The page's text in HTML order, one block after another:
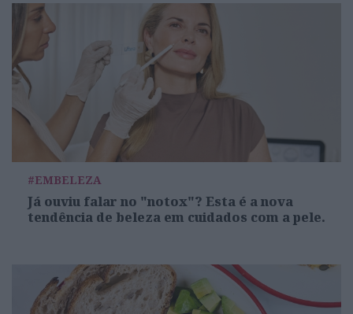
#EMBELEZA
Já ouviu falar no "notox"? Esta é a nova
tendência de beleza em cuidados com a pele.